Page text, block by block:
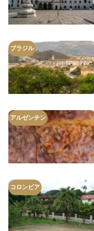
ブラジル
アルゼンチン
コロンビア